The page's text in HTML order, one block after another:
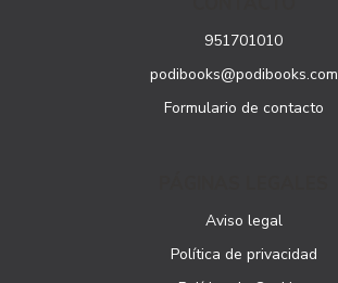
951701010
podibooks@podibooks.com
Formulario de contacto
Aviso legal
Política de privacidad